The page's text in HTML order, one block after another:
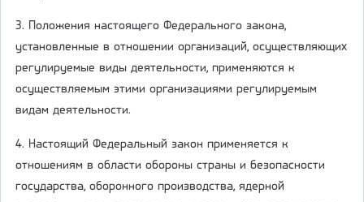
3. Положения настоящего Федерального закона,
установленные в отношении организаций, осуществляющих
регулируемые виды деятельности, применяются к
осуществляемым этими организациями регулируемым
видам деятельности.
4. Настоящий Федеральный закон применяется к
отношениям в области обороны страны и безопасности
государства, оборонного производства, ядерной